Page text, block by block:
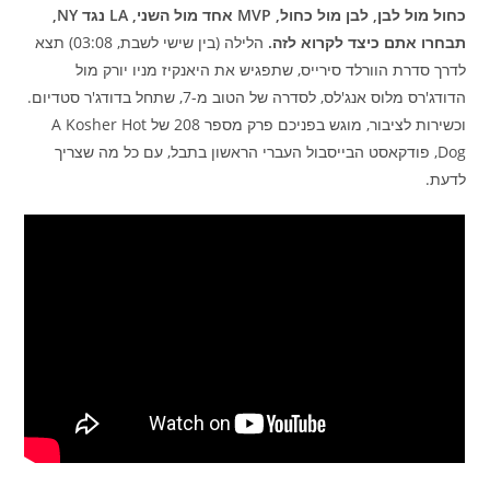
כחול מול לבן, לבן מול כחול, MVP אחד מול השני,LA נגדNY
תבחרו אתם כיצד לקרוא לזה.
הלילה (בין שישי לשבת, 03:08) תצא
לדרך סדרת הוורלד סירייס, שתפגיש את היאנקיז מניו יורק מול
הדודג'רס מלוס אנג'לס, לסדרה של הטוב מ-7, שתחל בדודג'ר סטדיום.
וכשירות לציבור, מוגש בפניכם פרק מספר 208 של A Kosher Hot
Dog, פודקאסט הבייסבול העברי הראשון בתבל, עם כל מה שצריך
לדעת.